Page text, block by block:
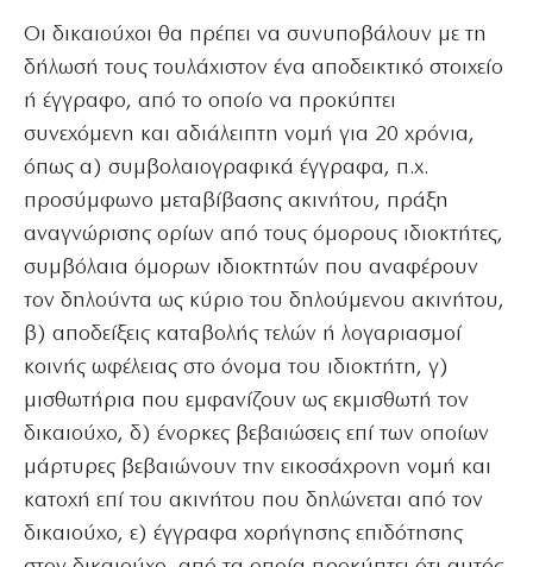
Οι δικαιούχοι θα πρέπει να συνυποβάλουν με τη
δήλωσή τους τουλάχιστον ένα αποδεικτικό στοιχείο
ή έγγραφο, από το οποίο να προκύπτει
συνεχόμενη και αδιάλειπτη νομή για 20 χρόνια,
όπως α) συμβολαιογραφικά έγγραφα, π.χ.
προσύμφωνο μεταβίβασης ακινήτου, πράξη
αναγνώρισης ορίων από τους όμορους ιδιοκτήτες,
συμβόλαια όμορων ιδιοκτητών που αναφέρουν
τον δηλούντα ως κύριο του δηλούμενου ακινήτου,
β) αποδείξεις καταβολής τελών ή λογαριασμοί
κοινής ωφέλειας στο όνομα του ιδιοκτήτη, γ)
μισθωτήρια που εμφανίζουν ως εκμισθωτή τον
δικαιούχο, δ) ένορκες βεβαιώσεις επί των οποίων
μάρτυρες βεβαιώνουν την εικοσάχρονη νομή και
κατοχή επί του ακινήτου που δηλώνεται από τον
δικαιούχο, ε) έγγραφα χορήγησης επιδότησης